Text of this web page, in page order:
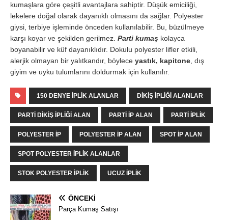
kumaşlara göre çeşitli avantajlara sahiptir. Düşük emiciliği,
lekelere doğal olarak dayanıklı olmasını da sağlar. Polyester
giysi, terbiye işleminde önceden kullanılabilir. Bu, büzülmeye
karşı koyar ve şekilden gerilmez. Parti kumaş kolayca
boyanabilir ve küf dayanıklıdır. Dokulu polyester lifler etkili,
alerjik olmayan bir yalıtkandır, böylece yastık, kapitone, dış
giyim ve uyku tulumlarını doldurmak için kullanılır.
150 DENYE IPLIK ALANLAR DIKIŞ IPLIĞI ALANLAR
PARTI DIKIŞ IPLIĞI ALAN PARTI IP ALAN PARTI IPLIK
POLYESTER IP POLYESTER IP ALAN SPOT IP ALAN
SPOT POLYESTER IPLIK ALANLAR
STOK POLYESTER IPLIK UCUZ İPLIK
ÖNCEKI
Parça Kumaş Satışı